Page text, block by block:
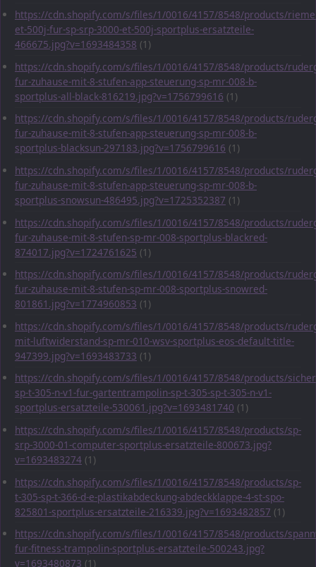
https://cdn.shopify.com/s/files/1/0016/4157/8548/products/
et-500j-fur-sp-srp-3000-et-500j-sportplus-ersatzteile-
466675.jpg?v=1693484358 (1)
https://cdn.shopify.com/s/files/1/0016/4157/8548/products/
fur-zuhause-mit-8-stufen-app-steuerung-sp-mr-008-b-
sportplus-all-black-816219.jpg?v=1756799616 (1)
https://cdn.shopify.com/s/files/1/0016/4157/8548/products/
fur-zuhause-mit-8-stufen-app-steuerung-sp-mr-008-b-
sportplus-blacksun-297183.jpg?v=1756799616 (1)
https://cdn.shopify.com/s/files/1/0016/4157/8548/products/
fur-zuhause-mit-8-stufen-app-steuerung-sp-mr-008-b-
sportplus-snowsun-486495.jpg?v=1725352387 (1)
https://cdn.shopify.com/s/files/1/0016/4157/8548/products/
fur-zuhause-mit-8-stufen-sp-mr-008-sportplus-blackred-
874017.jpg?v=1724761625 (1)
https://cdn.shopify.com/s/files/1/0016/4157/8548/products/
fur-zuhause-mit-8-stufen-sp-mr-008-sportplus-snowred-
801861.jpg?v=1774960853 (1)
https://cdn.shopify.com/s/files/1/0016/4157/8548/products/
mit-luftwiderstand-sp-mr-010-wsv-sportplus-eos-default-title-
947399.jpg?v=1693483733 (1)
https://cdn.shopify.com/s/files/1/0016/4157/8548/products/
sp-t-305-n-v1-fur-gartentrampolin-sp-t-305-sp-t-305-n-v1-
sportplus-ersatzteile-530061.jpg?v=1693481740 (1)
https://cdn.shopify.com/s/files/1/0016/4157/8548/products/sp-
srp-3000-01-computer-sportplus-ersatzteile-800673.jpg?
v=1693483274 (1)
https://cdn.shopify.com/s/files/1/0016/4157/8548/products/sp-
t-305-sp-t-366-d-e-plastikabdeckung-abdeckklappe-4-st-spo-
825801-sportplus-ersatzteile-216339.jpg?v=1693482857 (1)
https://cdn.shopify.com/s/files/1/0016/4157/8548/products/
fur-fitness-trampolin-sportplus-ersatzteile-500243.jpg?
v=1693480873 (1)